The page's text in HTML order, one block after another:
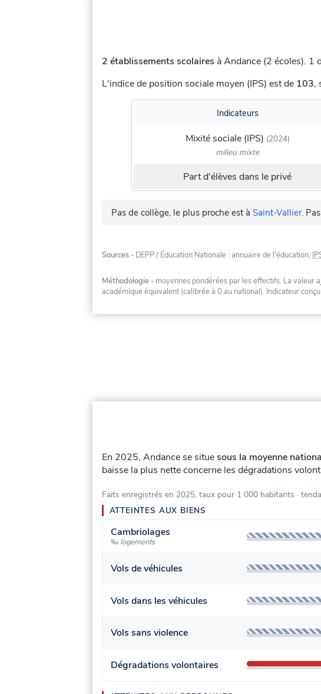
2 établissements scolaires à Andance (2 écoles). 1
L'indice de position sociale moyen (IPS) est de 103,
Indicateurs
Mixité sociale (IPS) (2024)
milieu mixte
Part d'élèves dans le privé
Pas de collège, le plus proche est à Saint-Vallier.
Sources - DEPP / Éducation Nationale : annuaire de l'éducation,
Méthodologie - moyennes pondérées par les effectifs. La valeur
académique équivalent (calibrée à 0 au national). Indicateur
En 2025, Andance se situesous la moyenne
baisse la plus nette concerne les dégradations
Faits enregistrés en 2025, taux pour 1 000 habitants ·
ATTEINTES AUX BIENS
Cambriolages
‰ logements
Vols de véhicules
Vols dans les véhicules
Vols sans violence
Dégradations volontaires